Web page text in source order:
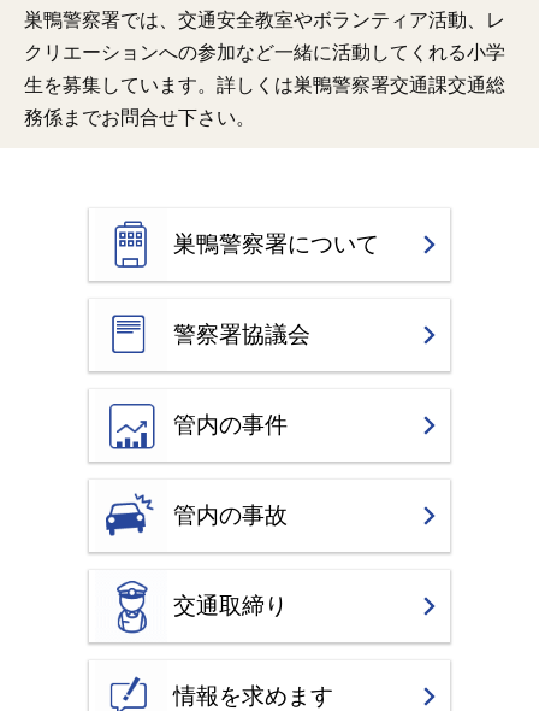
巣鴨警察署では、交通安全教室やボランティア活動、レ
クリエーションへの参加など一緒に活動してくれる小学
生を募集しています。詳しくは巣鴨警察署交通課交通総
務係までお問合せ下さい。
巣鴨警察署について
警察署協議会
管内の事件
管内の事故
交通取締り
情報を求めます